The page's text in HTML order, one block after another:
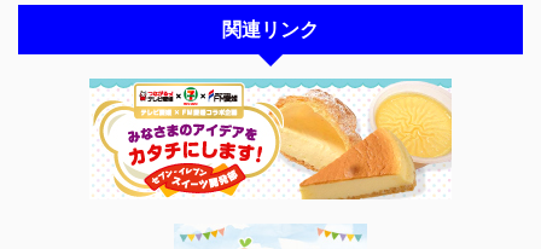
関連リンク